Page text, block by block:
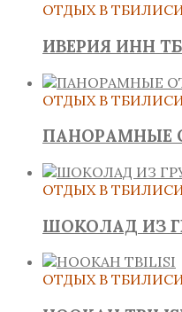
ОТДЫХ В
ИВЕРИЯ ИНН
ОТДЫХ В
ПАНОРАМНЫЕ
ОТДЫХ В
ШОКОЛАД ИЗ
ОТДЫХ В